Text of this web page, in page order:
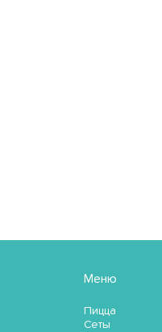
Меню
Пицца
Сеты